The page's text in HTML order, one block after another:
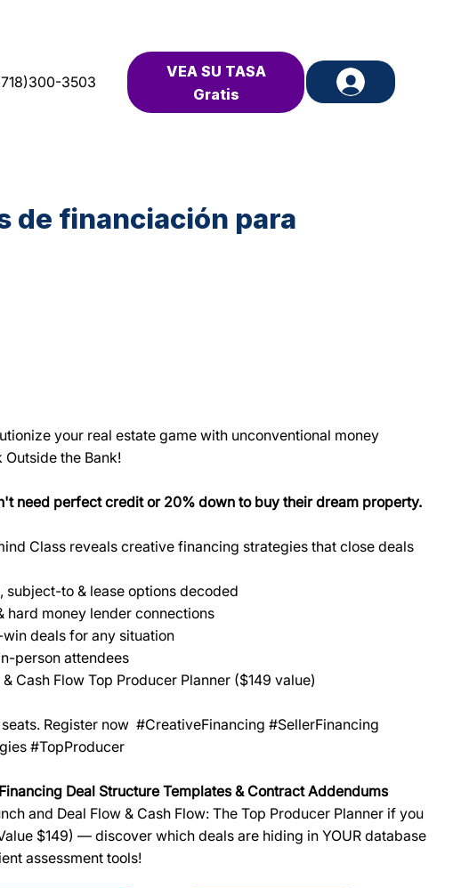
3503
VEA SU TASA
Gratis
de financiación para
your real estate game with unconventional money
Outside the Bank!
need perfect credit or 20% down to buy their dream property.
Class reveals creative financing strategies that close deals
subject-to & lease options decoded
hard money lender connections
deals for any situation
person attendees
& Cash Flow Top Producer Planner ($149 value)
Register now #CreativeFinancing #SellerFinancing
#TopProducer
Deal Structure Templates & Contract Addendums
and Deal Flow & Cash Flow: The Top Producer Planner if you
$149) — discover which deals are hiding in YOUR database
assessment tools!